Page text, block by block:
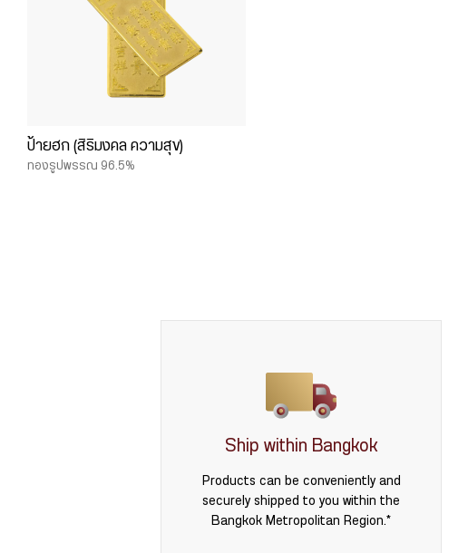
ป้ายฮก (สิริมงคล ความสุข)
ทองรูปพรรณ 96.5%
Ship within Bangkok
Products can be conveniently and
securely shipped to you within the
Bangkok Metropolitan Region.*